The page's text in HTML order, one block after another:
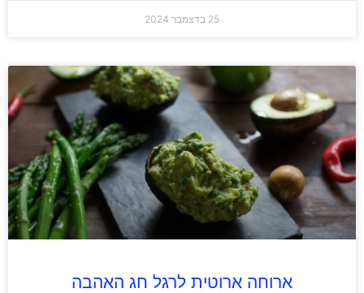
25 בדצמבר 2024
ארוחה ארוטית לרגל חג האהבה